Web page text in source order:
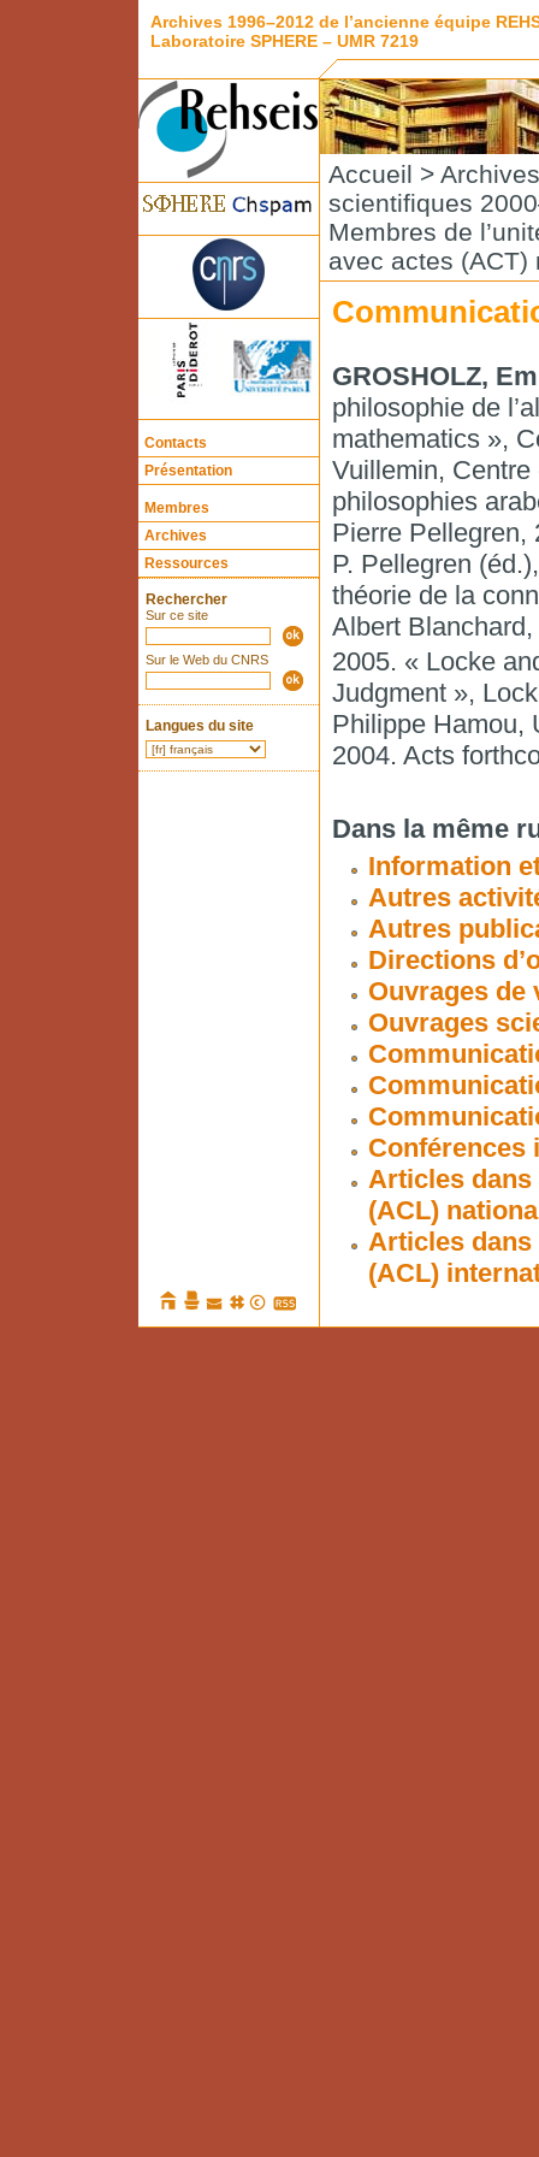
Archives 1996–2012 de l’ancienne équipe
Laboratoire SPHERE – UMR 7219
Contacts
Présentation
Membres
Archives
Ressources
Rechercher
Sur ce site
Sur le Web du CNRS
Langues du site
Accueil > Archives
scientifiques
Membres de
avec actes (ACT)
GROSHOLZ,
philosophie de
mathematics »,
Vuillemin, Centre
philosophies
Pierre Pellegren,
P. Pellegren
théorie de la
Albert
2005. « Locke
Judgment »,
Philippe Hamou,
2004. Acts
Dans la même
Information
Autres
Autres
Directions
Ouvrages de
Ouvrages
Conférences
Articles dans
(ACL)
Articles dans
(ACL)